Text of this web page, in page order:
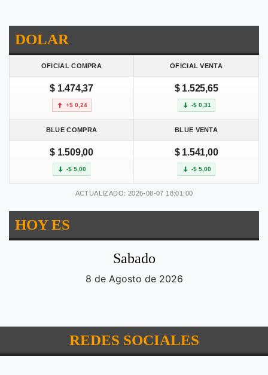
DOLAR
OFICIAL COMPRA OFICIAL VENTA
$ 1.474,37
+$ 0,24
$ 1.525,65
-$ 0,31
BLUE COMPRA BLUE VENTA
$ 1.509,00
-$ 5,00
$ 1.541,00
-$ 5,00
ACTUALIZADO: 2026-08-07 18:01:00
HOY ES
Sabado
8 de Agosto de 2026
REDES SOCIALES